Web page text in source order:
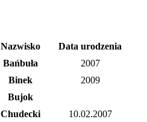
Nazwisko
Data urodzenia
Bańbuła
2007
Binek
2009
Bujok
Chudecki
10.02.2007